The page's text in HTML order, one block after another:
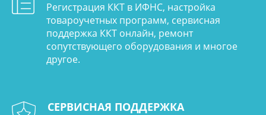
Регистрация ККТ в ИФНС, настройка
товароучетных программ, сервисная
поддержка ККТ онлайн, ремонт
сопутствующего оборудования и многое
другое.
СЕРВИСНАЯ ПОДДЕРЖКА